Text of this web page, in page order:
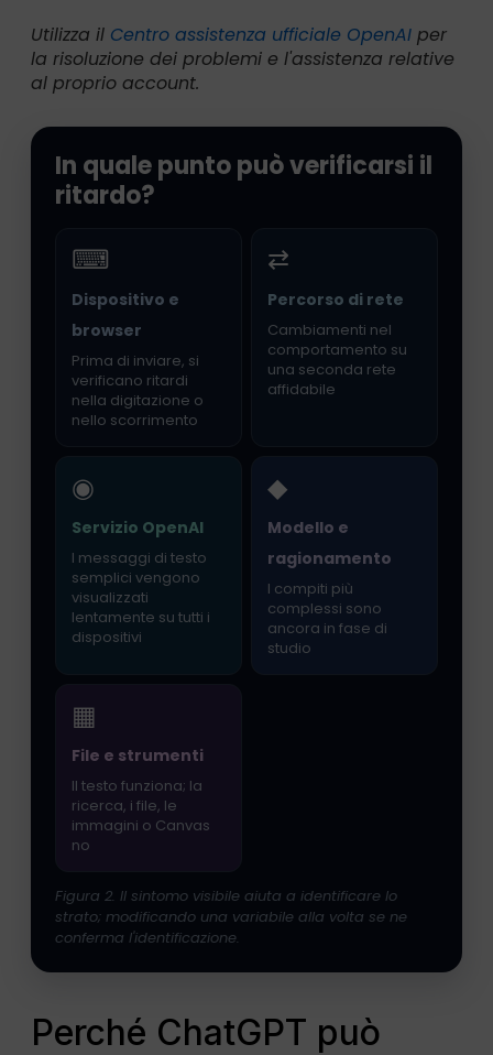
Utilizza il Centro assistenza ufficiale OpenAI per
la risoluzione dei problemi e l'assistenza relative
al proprio account.
In quale punto può verificarsi il
ritardo?
⌨
Dispositivo e
browser
Prima di inviare, si
verificano ritardi
nella digitazione o
nello scorrimento
⇄
Percorso di rete
Cambiamenti nel
comportamento su
una seconda rete
affidabile
◉
Servizio OpenAI
I messaggi di testo
semplici vengono
visualizzati
lentamente su tutti i
dispositivi
◆
Modello e
ragionamento
I compiti più
complessi sono
ancora in fase di
studio
▦
File e strumenti
Il testo funziona; la
ricerca, i file, le
immagini o Canvas
no
Figura 2. Il sintomo visibile aiuta a identificare lo
strato; modificando una variabile alla volta se ne
conferma l'identificazione.
Perché ChatGPT può